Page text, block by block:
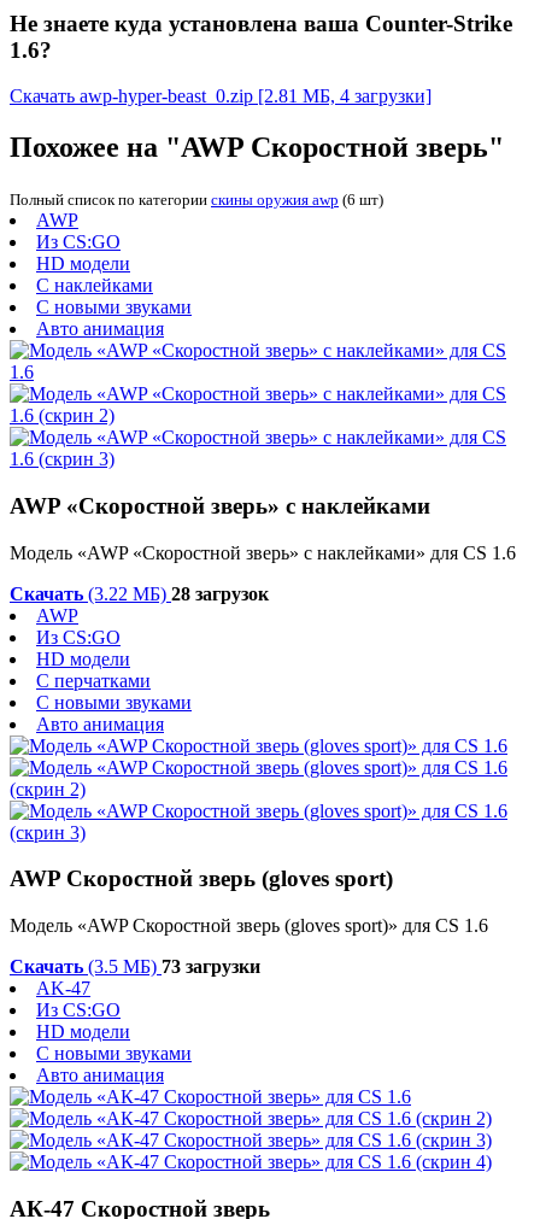
Не знаете куда установлена ваша Counter-Strike
1.6?
Скачать awp-hyper-beast_0.zip [2.81 МБ, 4 загрузки]
Похожее на "AWP Скоростной зверь"
Полный список по категории скины оружия awp (6 шт)
AWP
Из CS:GO
HD модели
С наклейками
С новыми звуками
Авто анимация
AWP «Скоростной зверь» с наклейками
Модель «AWP «Скоростной зверь» с наклейками» для CS 1.6
Скачать (3.22 МБ) 28 загрузок
AWP
Из CS:GO
HD модели
С перчатками
С новыми звуками
Авто анимация
AWP Скоростной зверь (gloves sport)
Модель «AWP Скоростной зверь (gloves sport)» для CS 1.6
Скачать (3.5 МБ) 73 загрузки
AK-47
Из CS:GO
HD модели
С новыми звуками
Авто анимация
АК-47 Скоростной зверь